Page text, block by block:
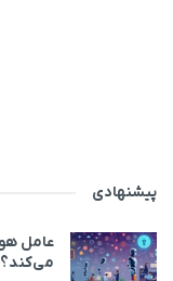
پیشنهادی
می‌کند؟